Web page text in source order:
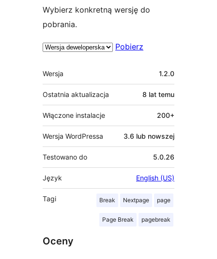
Wybierz konkretną wersję do
pobrania.
Pobierz
Meta
Wersja 1.2.0
Ostatnia aktualizacja 8 lat temu
Włączone instalacje 200+
Wersja WordPressa 3.6 lub nowszej
Testowano do 5.0.26
Język English (US)
Tagi Break Nextpage page
Page Break pagebreak
Oceny